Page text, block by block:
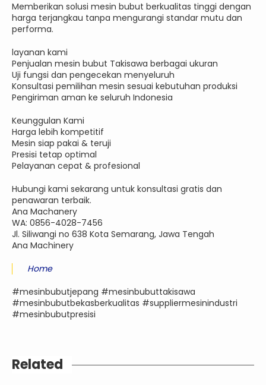
Memberikan solusi mesin bubut berkualitas tinggi dengan
harga terjangkau tanpa mengurangi standar mutu dan
performa.
layanan kami
Penjualan mesin bubut Takisawa berbagai ukuran
Uji fungsi dan pengecekan menyeluruh
Konsultasi pemilihan mesin sesuai kebutuhan produksi
Pengiriman aman ke seluruh Indonesia
Keunggulan Kami
Harga lebih kompetitif
Mesin siap pakai & teruji
Presisi tetap optimal
Pelayanan cepat & profesional
Hubungi kami sekarang untuk konsultasi gratis dan
penawaran terbaik.
Ana Machanery
WA: 0856-4028-7456
Jl. Siliwangi no 638 Kota Semarang, Jawa Tengah
Ana Machinery
Home
#mesinbubutjepang #mesinbubuttakisawa
#mesinbubutbekasberkualitas #suppliermesinindustri
#mesinbubutpresisi
Related